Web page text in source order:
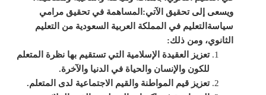
ويسعى إلى تحقيق الآتي: المساهمة في تحقيق مرامي
سياسةالتعليم في المملكة العربية السعودية من التعليم
الثانوي، ومن ذلك:
تعزيز العقيدة الإسلامية التي تستقيم بها نظرة المتعلم
للكون والإنسان والحياة في الدنيا والآخرة.
تعزيز قيم المواطنة والقيم الاجتماعية لدى المتعلم.